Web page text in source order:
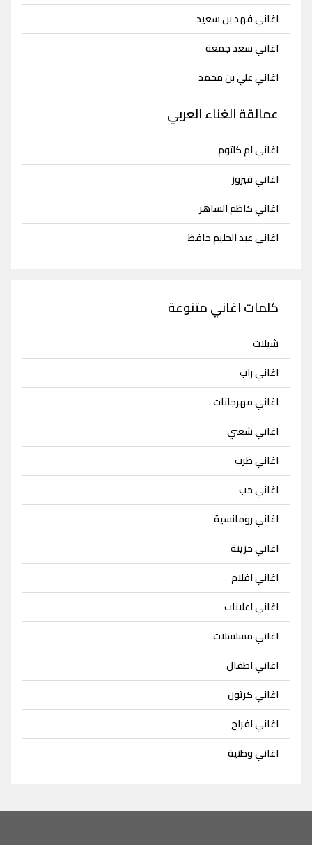
اغاني فهد بن سعيد
اغاني سعد جمعة
اغاني علي بن محمد
عمالقة الغناء العربي
اغاني ام كلثوم
اغاني فيروز
اغاني كاظم الساهر
اغاني عبد الحليم حافظ
كلمات اغاني متنوعة
شيلات
اغاني راب
اغاني مهرجانات
اغاني شعبي
اغاني طرب
اغاني حب
اغاني رومانسية
اغاني حزينة
اغاني افلام
اغاني اعلانات
اغاني مسلسلات
اغاني اطفال
اغاني كرتون
اغاني افراح
اغاني وطنية